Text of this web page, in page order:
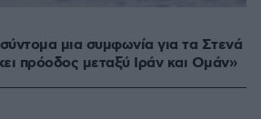
μια συμφωνία για τα Στενά
πρόοδος μεταξύ Ιράν και Ομάν»